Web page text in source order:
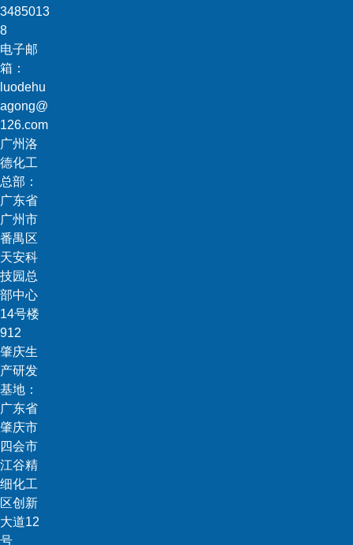
3485013
8
电子邮
箱：
luodehu
agong@
126.com
广州洛
德化工
总部：
广东省
广州市
番禺区
天安科
技园总
部中心
14号楼
912
肇庆生
产研发
基地：
广东省
肇庆市
四会市
江谷精
细化工
区创新
大道12
号